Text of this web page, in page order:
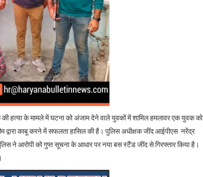
हत्या के मामले में घटना को अंजाम देने वाले युवकों में शामिल हमलावर एक युवक को
काबू करने में सफलता हासिल की है। पुलिस अधीक्षक जींद आईपीएस नरेंद्र
ने आरोपी को गुप्त सूचना के आधार पर नया बस स्टैंड जींद से गिरफ्तार किया है।